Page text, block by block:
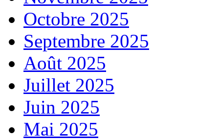
Octobre 2025
Septembre 2025
Août 2025
Juillet 2025
Juin 2025
Mai 2025